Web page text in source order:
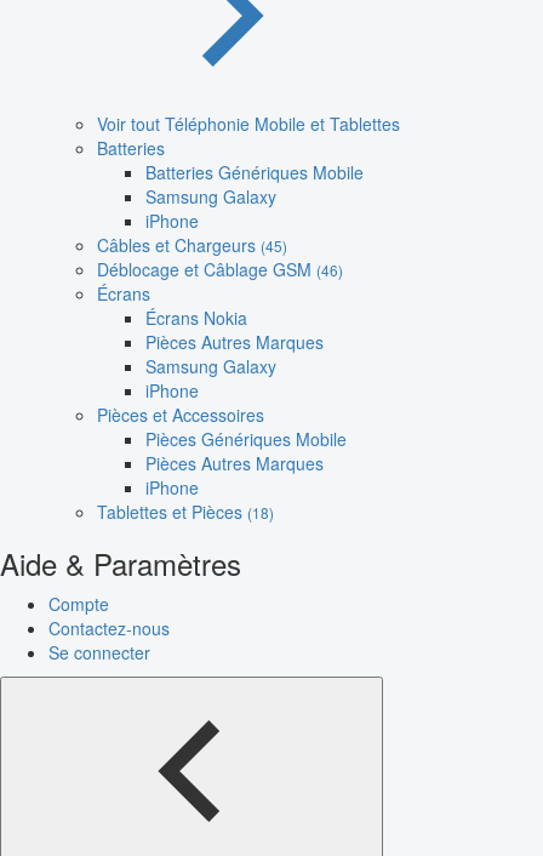
Voir tout Téléphonie Mobile et Tablettes
Batteries
Batteries Génériques Mobile
Samsung Galaxy
iPhone
Câbles et Chargeurs (45)
Déblocage et Câblage GSM (46)
Écrans
Écrans Nokia
Pièces Autres Marques
Samsung Galaxy
iPhone
Pièces et Accessoires
Pièces Génériques Mobile
Pièces Autres Marques
iPhone
Tablettes et Pièces (18)
Aide & Paramètres
Compte
Contactez-nous
Se connecter